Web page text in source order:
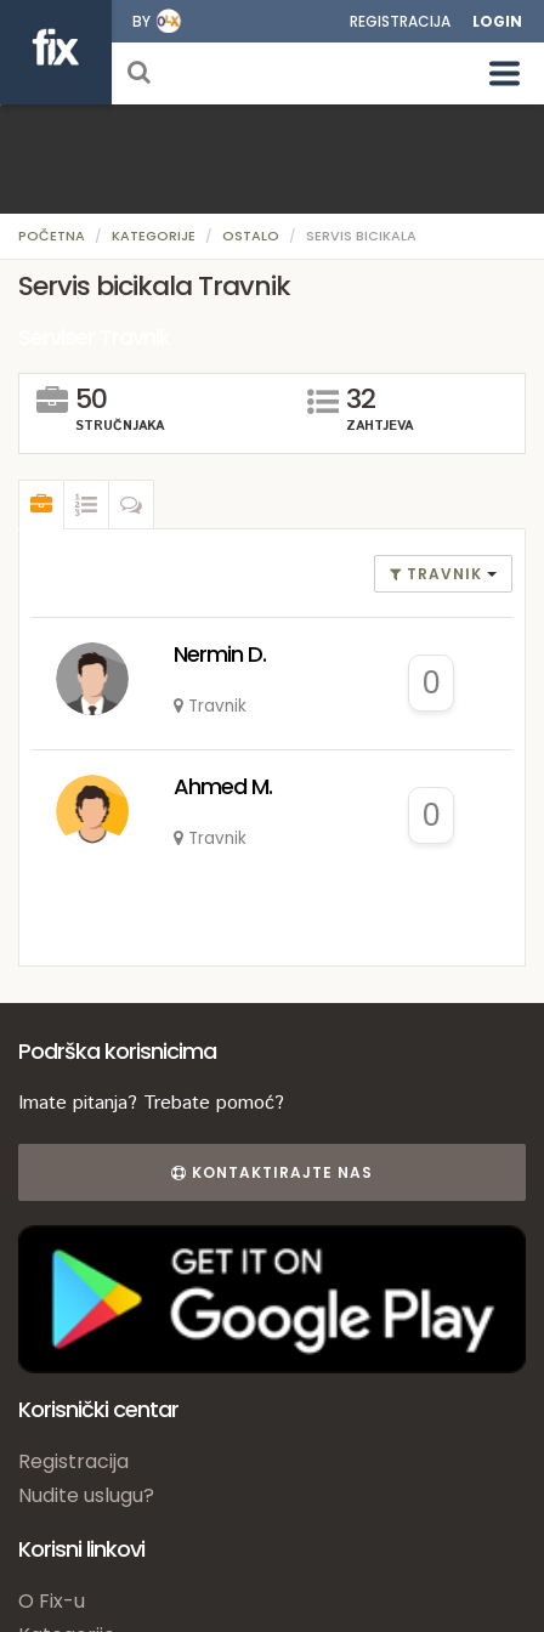
BY REGISTRACIJA LOGIN
POČETNA KATEGORIJE OSTALO SERVIS BICIKALA
Servis bicikala Travnik
50
STRUČNJAKA
32
ZAHTJEVA
TRAVNIK
Nermin D.
Travnik
0
Ahmed M.
Travnik
0
Podrška korisnicima
Imate pitanja? Trebate pomoć?
KONTAKTIRAJTE NAS
Korisnički centar
Registracija
Nudite uslugu?
Korisni linkovi
O Fix-u